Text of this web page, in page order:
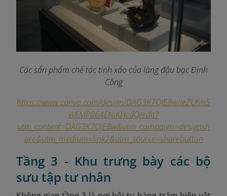
Các sản phẩm chế tác tinh xảo của làng đậu bạc Định
Công
https://www.canva.com/design/DAG3K7OJE8w/ieZUfm5
WEMP864ENiKHcdQ/edit?
utm_content=DAG3K7OJE8w&utm_campaign=designsh
are&utm_medium=link2&utm_source=sharebutton
Tầng 3 - Khu trưng bày các bộ
sưu tập tư nhân